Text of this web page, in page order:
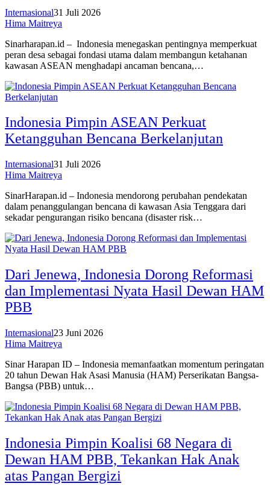
Internasional31 Juli 2026
Hima Maitreya
Sinarharapan.id – Indonesia menegaskan pentingnya memperkuat
peran desa sebagai fondasi utama dalam membangun ketahanan
kawasan ASEAN menghadapi ancaman bencana,…
Indonesia Pimpin ASEAN Perkuat
Ketangguhan Bencana Berkelanjutan
Internasional31 Juli 2026
Hima Maitreya
SinarHarapan.id – Indonesia mendorong perubahan pendekatan
dalam penanggulangan bencana di kawasan Asia Tenggara dari
sekadar pengurangan risiko bencana (disaster risk…
Dari Jenewa, Indonesia Dorong Reformasi
dan Implementasi Nyata Hasil Dewan HAM
PBB
Internasional23 Juni 2026
Hima Maitreya
Sinar Harapan ID – Indonesia memanfaatkan momentum peringatan
20 tahun Dewan Hak Asasi Manusia (HAM) Perserikatan Bangsa-
Bangsa (PBB) untuk…
Indonesia Pimpin Koalisi 68 Negara di
Dewan HAM PBB, Tekankan Hak Anak
atas Pangan Bergizi